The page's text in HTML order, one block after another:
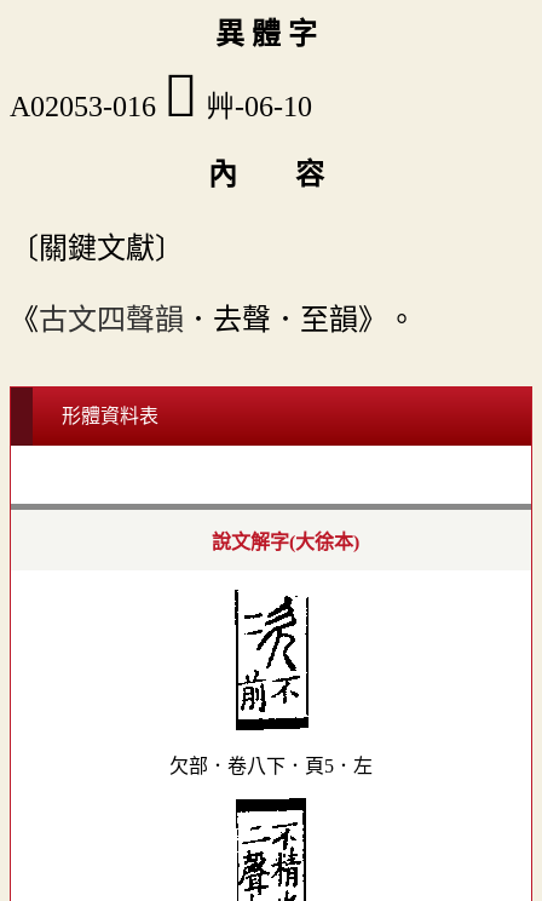
異 體 字
A02053-016 󲻴 艸-06-10
內 容
〔關鍵文獻〕
《古文四聲韻 ．去聲．至韻》。
形體資料表
說文解字(大徐本)
欠部．卷八下．頁5．左